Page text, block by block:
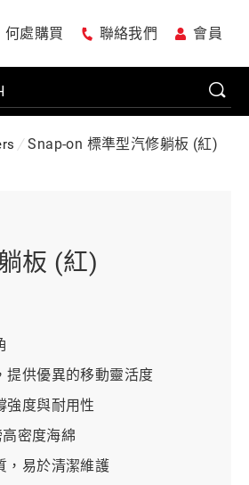
何處購買 聯絡我們 會員
設備
Snap-on 標準型汽修躺板 (紅)
板 (紅)
提供優異的移動靈活度
強度與耐用性
密度海綿
，易於清潔維護